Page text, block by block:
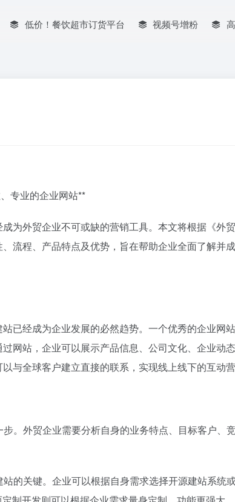
低价！餐饮超市订货平台 视频号增粉
专业的企业网站**
为外贸企业不可或缺的营销工具。本文将根据《外
流程、产品特点及优势，旨在帮助企业全面了解并
已经成为企业发展的必然趋势。一个优秀的企业网
网站，企业可以展示产品信息、公司文化、企业动
与全球客户建立直接的联系，实现线上线下的互动营
。外贸企业需要分析自身的业务特点、目标客户、
的关键。企业可以根据自身需求选择开源建站系统